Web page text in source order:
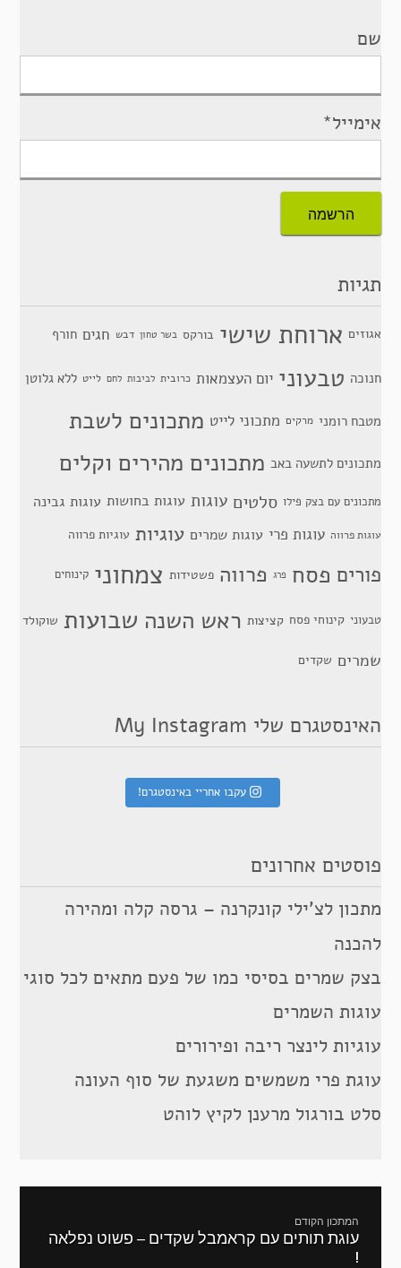
שם
אימייל*
תגיות
אגוזים ארוחת שישי בורקס בשר טחון דבש חגים חורף
חנוכה טבעוני יום העצמאות כרובית לביבות לחם לייט ללא גלוטן
מטבח רומני מרקים מתכוני לייט מתכונים לשבת
מתכונים לתשעה באב מתכונים מהירים וקלים
מתכונים עם בצק פילו סלטים עוגות עוגות בחושות עוגות גבינה
עוגות פרווה עוגות פרי עוגות שמרים עוגיות עוגיות פרווה
פורים פסח פרג פרווה פשטידות צמחוני קינוחים
טבעוני קינוחי פסח קציצות ראש השנה שבועות שוקולד
שמרים שקדים
האינסטגרם שלי My Instagram
עקבו אחריי באינסטגרם!
פוסטים אחרונים
מתכון לצ’ילי קונקרנה – גרסה קלה ומהירה
להכנה
בצק שמרים בסיסי כמו של פעם מתאים לכל סוגי
עוגות השמרים
עוגיות לינצר ריבה ופירורים
עוגת פרי משמשים משגעת של סוף העונה
סלט בורגול מרענן לקיץ לוהט
המתכון הקודם
מתכון
קודם:
עוגת תותים עם קראמבל שקדים – פשוט נפלאה
!